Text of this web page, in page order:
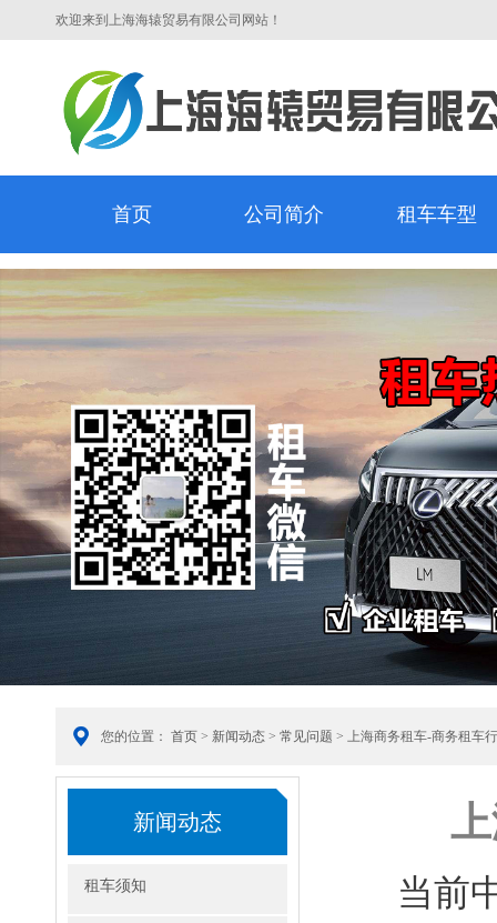
欢迎来到上海海辕贸易有限公司网站！
首页 公司简介 租车车型
您的位置： 首页 > 新闻动态 > 常见问题 > 上海商务租车-商务租车
新闻动态
租车须知
当前